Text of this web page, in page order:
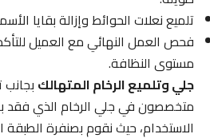
تلميع نعلات الحوائط وإزالة بقايا
فحص العمل النهائي مع العميل للتأكد
مستوى النظافة.
جلي وتلميع الرخام المتهالكبجانب
متخصصون في جلي الرخام الذي فقد
الاستخدام، حيث نقوم بصنفرة الطبقة